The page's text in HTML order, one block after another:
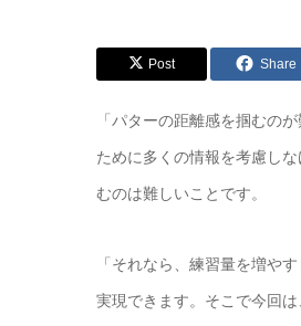
Post Share
「パターの距離感を掴むの
ために多くの情報を考慮し
むのは難しいことです。
「それなら、練習量を増や
実現できます。そこで今回